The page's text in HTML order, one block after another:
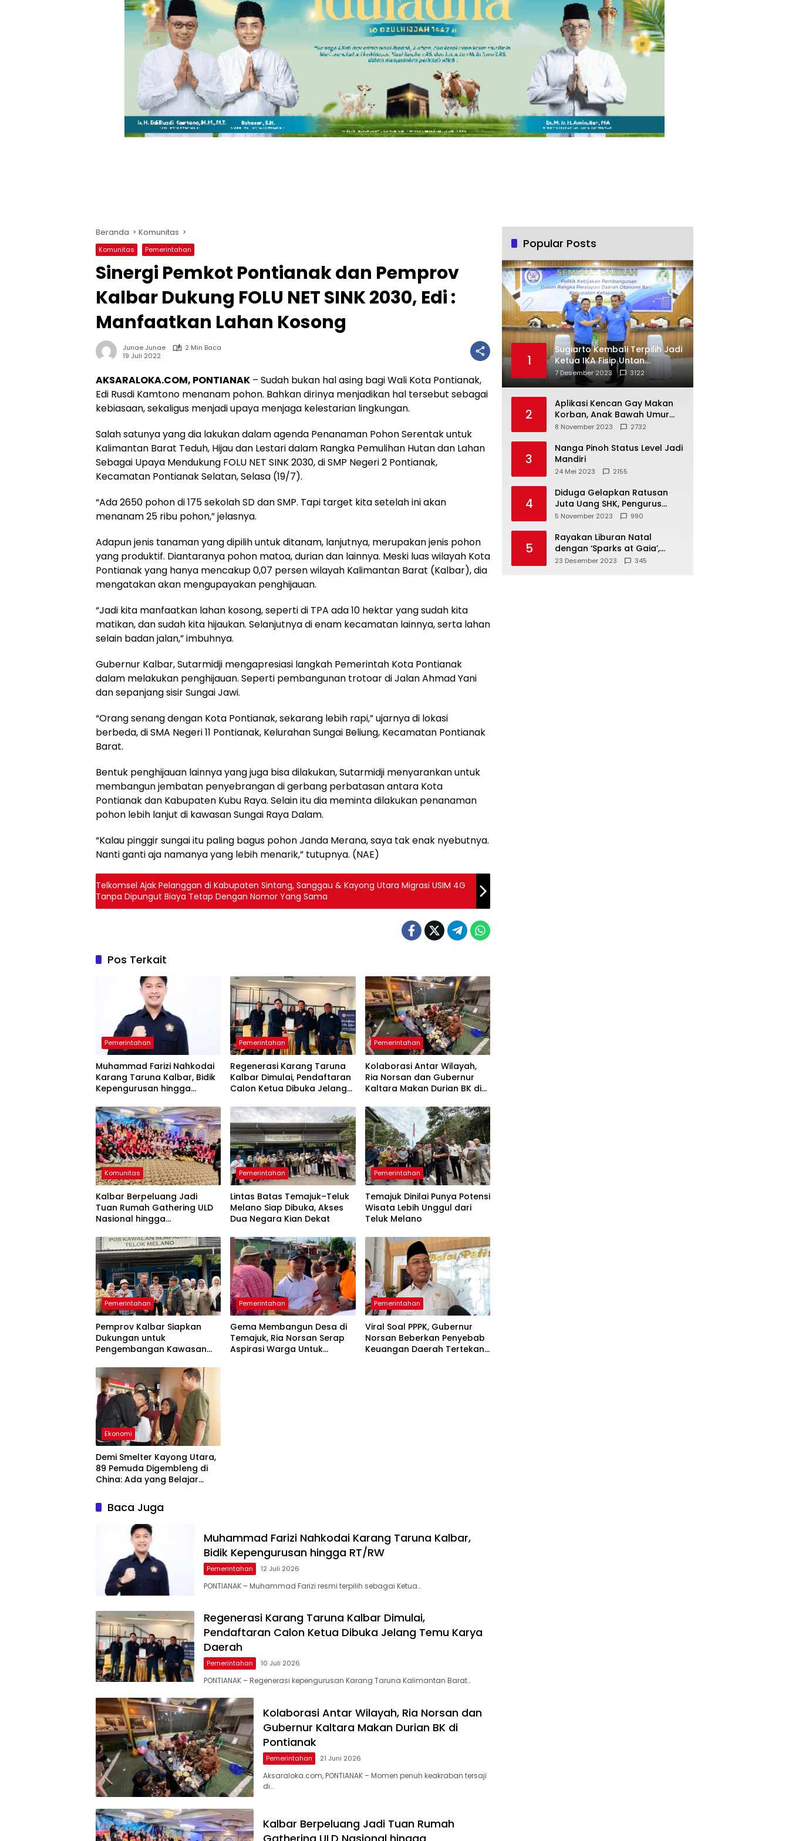
Beranda Komunitas
Komunitas Pemerintahan
Sinergi Pemkot Pontianak dan Pemprov
Kalbar Dukung FOLU NET SINK 2030, Edi :
Manfaatkan Lahan Kosong
Junae Junae
2 Min Baca
19 Juli 2022
AKSARALOKA.COM, PONTIANAK – Sudah bukan hal asing bagi Wali Kota Pontianak,
Edi Rusdi Kamtono menanam pohon. Bahkan dirinya menjadikan hal tersebut sebagai
kebiasaan, sekaligus menjadi upaya menjaga kelestarian lingkungan.
Salah satunya yang dia lakukan dalam agenda Penanaman Pohon Serentak untuk
Kalimantan Barat Teduh, Hijau dan Lestari dalam Rangka Pemulihan Hutan dan Lahan
Sebagai Upaya Mendukung FOLU NET SINK 2030, di SMP Negeri 2 Pontianak,
Kecamatan Pontianak Selatan, Selasa (19/7).
“Ada 2650 pohon di 175 sekolah SD dan SMP. Tapi target kita setelah ini akan
menanam 25 ribu pohon,” jelasnya.
Adapun jenis tanaman yang dipilih untuk ditanam, lanjutnya, merupakan jenis pohon
yang produktif. Diantaranya pohon matoa, durian dan lainnya. Meski luas wilayah Kota
Pontianak yang hanya mencakup 0,07 persen wilayah Kalimantan Barat (Kalbar), dia
mengatakan akan mengupayakan penghijauan.
“Jadi kita manfaatkan lahan kosong, seperti di TPA ada 10 hektar yang sudah kita
matikan, dan sudah kita hijaukan. Selanjutnya di enam kecamatan lainnya, serta lahan
selain badan jalan,” imbuhnya.
Gubernur Kalbar, Sutarmidji mengapresiasi langkah Pemerintah Kota Pontianak
dalam melakukan penghijauan. Seperti pembangunan trotoar di Jalan Ahmad Yani
dan sepanjang sisir Sungai Jawi.
“Orang senang dengan Kota Pontianak, sekarang lebih rapi,” ujarnya di lokasi
berbeda, di SMA Negeri 11 Pontianak, Kelurahan Sungai Beliung, Kecamatan Pontianak
Barat.
Bentuk penghijauan lainnya yang juga bisa dilakukan, Sutarmidji menyarankan untuk
membangun jembatan penyebrangan di gerbang perbatasan antara Kota
Pontianak dan Kabupaten Kubu Raya. Selain itu dia meminta dilakukan penanaman
pohon lebih lanjut di kawasan Sungai Raya Dalam.
“Kalau pinggir sungai itu paling bagus pohon Janda Merana, saya tak enak nyebutnya.
Nanti ganti aja namanya yang lebih menarik,” tutupnya. (NAE)
Telkomsel Ajak Pelanggan di Kabupaten Sintang, Sanggau & Kayong Utara Migrasi USIM 4G
Tanpa Dipungut Biaya Tetap Dengan Nomor Yang Sama
Pos Terkait
Pemerintahan
Muhammad Farizi Nahkodai
Karang Taruna Kalbar, Bidik
Kepengurusan hingga
Pemerintahan
Regenerasi Karang Taruna
Kalbar Dimulai, Pendaftaran
Calon Ketua Dibuka Jelang
Pemerintahan
Kolaborasi Antar Wilayah,
Ria Norsan dan Gubernur
Kaltara Makan Durian BK di
Komunitas
Kalbar Berpeluang Jadi
Tuan Rumah Gathering ULD
Nasional hingga
Pemerintahan
Lintas Batas Temajuk–Teluk
Melano Siap Dibuka, Akses
Dua Negara Kian Dekat
Pemerintahan
Temajuk Dinilai Punya Potensi
Wisata Lebih Unggul dari
Teluk Melano
Pemerintahan
Pemprov Kalbar Siapkan
Dukungan untuk
Pengembangan Kawasan
Pemerintahan
Gema Membangun Desa di
Temajuk, Ria Norsan Serap
Aspirasi Warga Untuk
Pemerintahan
Viral Soal PPPK, Gubernur
Norsan Beberkan Penyebab
Keuangan Daerah Tertekan
Ekonomi
Demi Smelter Kayong Utara,
89 Pemuda Digembleng di
China: Ada yang Belajar
Baca Juga
Muhammad Farizi Nahkodai Karang Taruna Kalbar,
Bidik Kepengurusan hingga RT/RW
Pemerintahan 12 Juli 2026
PONTIANAK – Muhammad Farizi resmi terpilih sebagai Ketua…
Regenerasi Karang Taruna Kalbar Dimulai,
Pendaftaran Calon Ketua Dibuka Jelang Temu Karya
Daerah
Pemerintahan 10 Juli 2026
PONTIANAK – Regenerasi kepengurusan Karang Taruna Kalimantan Barat…
Kolaborasi Antar Wilayah, Ria Norsan dan
Gubernur Kaltara Makan Durian BK di
Pontianak
Pemerintahan 21 Juni 2026
Aksaraloka.com, PONTIANAK – Momen penuh keakraban tersaji
di…
Kalbar Berpeluang Jadi Tuan Rumah
Popular Posts
1
Sugiarto Kembali Terpilih Jadi
Ketua IKA Fisip Untan
Ketapang
7 Desember 2023 3122
2
Aplikasi Kencan Gay Makan
Korban, Anak Bawah Umur
Jadi Korban Persetubuhan
8 November 2023 2732
3
Nanga Pinoh Status Level Jadi
Mandiri
24 Mei 2023 2155
4
Diduga Gelapkan Ratusan
Juta Uang SHK, Pengurus
Koperasi SUB Dilaporkan ke
5 November 2023 990
5
Rayakan Liburan Natal
dengan ‘Sparks at Gaia’,
Sajikan Tempat Foto Estetik
23 Desember 2023 345